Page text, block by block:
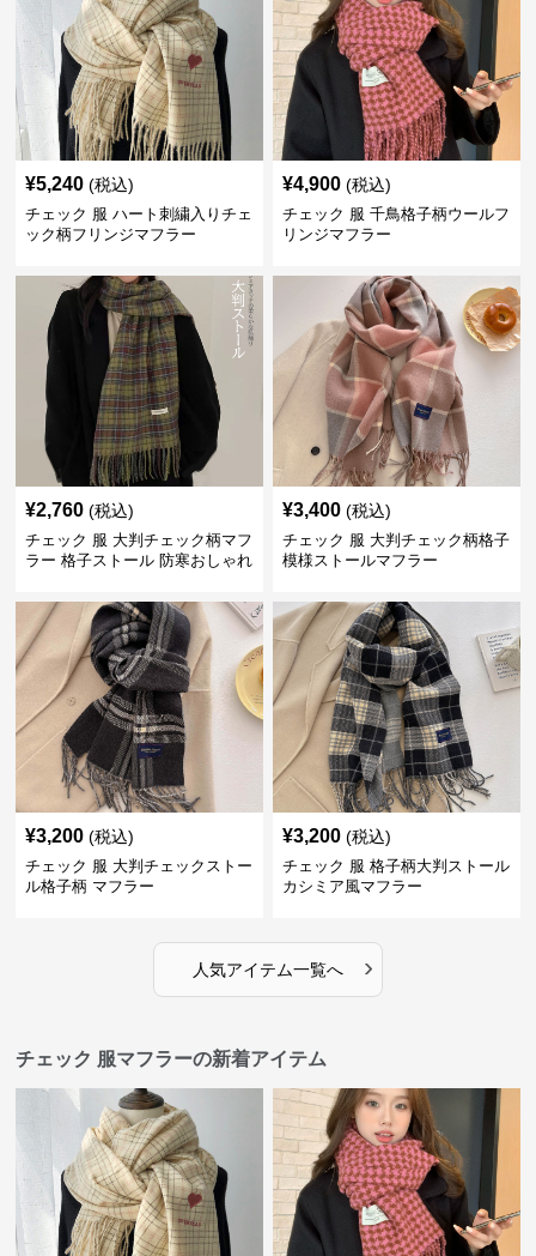
¥5,240 (税込)
チェック 服 ハート刺繍入りチェ
ック柄フリンジマフラー
¥4,900 (税込)
チェック 服 千鳥格子柄ウールフ
リンジマフラー
¥2,760 (税込)
チェック 服 大判チェック柄マフ
ラー 格子ストール 防寒おしゃれ
¥3,400 (税込)
チェック 服 大判チェック柄格子
模様ストールマフラー
¥3,200 (税込)
チェック 服 大判チェックストー
ル格子柄 マフラー
¥3,200 (税込)
チェック 服 格子柄大判ストール
カシミア風マフラー
人気アイテム一覧へ ›
チェック 服マフラーの新着アイテム